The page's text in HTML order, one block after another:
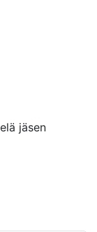
jäsen